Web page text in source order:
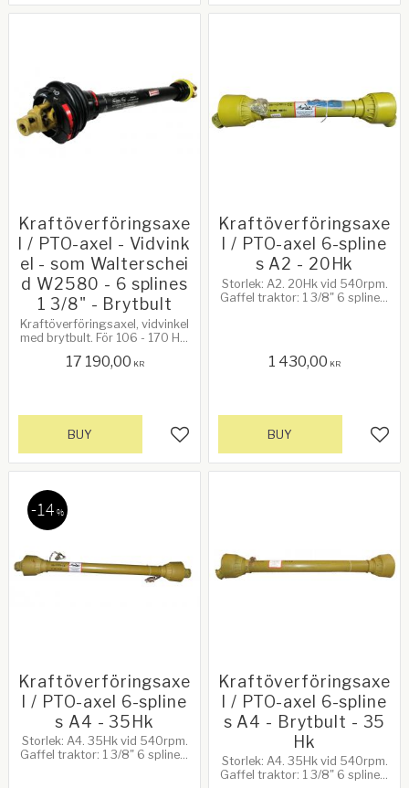
Kraftöverföringsaxe
l / PTO-axel - Vidvink
el - som Walterschei
d W2580 - 6 splines
1 3/8" - Brytbult
Kraftöverföringsaxel, vidvinkel
med brytbult. För 106 - 170 Hk.
Walterscheid W2580 Serie.
17 190,00 KR
Add to favorites
BUY
Kraftöverföringsaxe
l / PTO-axel 6-spline
s A2 - 20Hk
Storlek: A2. 20Hk vid 540rpm.
Gaffel traktor: 1 3/8" 6 splines,
1 430,00 KR
BUY
Kraftöverföringsaxe
l / PTO-axel 6-spline
s A4 - 35Hk
Storlek: A4. 35Hk vid 540rpm.
Gaffel traktor: 1 3/8" 6 splines,
14 %
Kraftöverföringsaxe
l / PTO-axel 6-spline
s A4 - Brytbult - 35
Hk
Storlek: A4. 35Hk vid 540rpm.
Gaffel traktor: 1 3/8" 6 splines,